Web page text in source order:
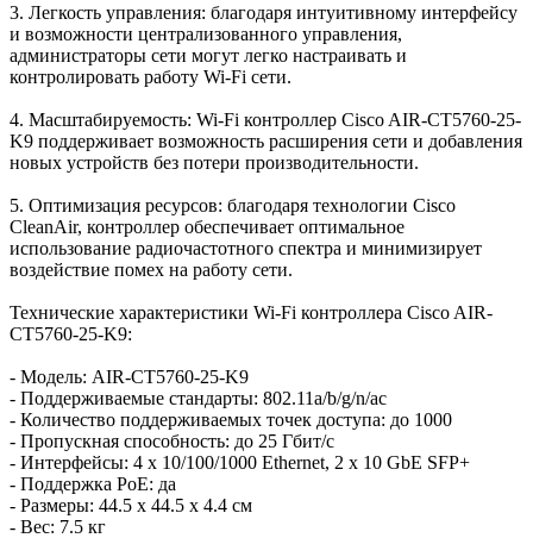
3. Легкость управления: благодаря интуитивному интерфейсу
и возможности централизованного управления,
администраторы сети могут легко настраивать и
контролировать работу Wi-Fi сети.
4. Масштабируемость: Wi-Fi контроллер Cisco AIR-CT5760-25-
K9 поддерживает возможность расширения сети и добавления
новых устройств без потери производительности.
5. Оптимизация ресурсов: благодаря технологии Cisco
CleanAir, контроллер обеспечивает оптимальное
использование радиочастотного спектра и минимизирует
воздействие помех на работу сети.
Технические характеристики Wi-Fi контроллера Cisco AIR-
CT5760-25-K9:
- Модель: AIR-CT5760-25-K9
- Поддерживаемые стандарты: 802.11a/b/g/n/ac
- Количество поддерживаемых точек доступа: до 1000
- Пропускная способность: до 25 Гбит/с
- Интерфейсы: 4 x 10/100/1000 Ethernet, 2 x 10 GbE SFP+
- Поддержка PoE: да
- Размеры: 44.5 x 44.5 x 4.4 см
- Вес: 7.5 кг